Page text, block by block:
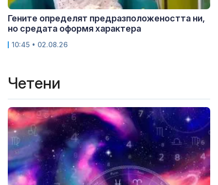
Гените определят предразположеността ни,
но средата оформя характера
10:45 • 02.08.26
Четени